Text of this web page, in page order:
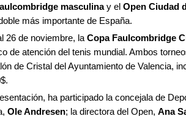
masculinay el Open Ciudad
más importante de España.
26 de noviembre, la Copa Faulcombridge
de atención del tenis mundial. Ambos
de Cristal del Ayuntamiento de Valencia,
ha participado la concejala de
Ole Andresen; la directora del Open, Ana